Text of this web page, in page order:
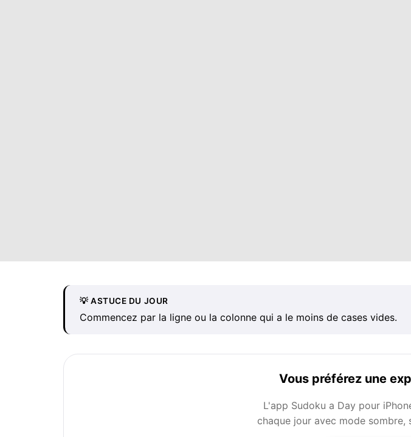
💡 ASTUCE DU JOUR
Commencez par la ligne ou la colonne qui a le moins de cases vides.
Vous préférez une
L'app Sudoku a Day pour
chaque jour avec mode